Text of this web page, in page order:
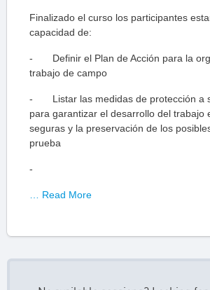
Finalizado el curso los participantes
capacidad de:
- Definir el Plan de Acción para la
trabajo de campo
- Listar las medidas de protección a
para garantizar el desarrollo del trabajo
seguras y la preservación de los
prueba
-
… Read More